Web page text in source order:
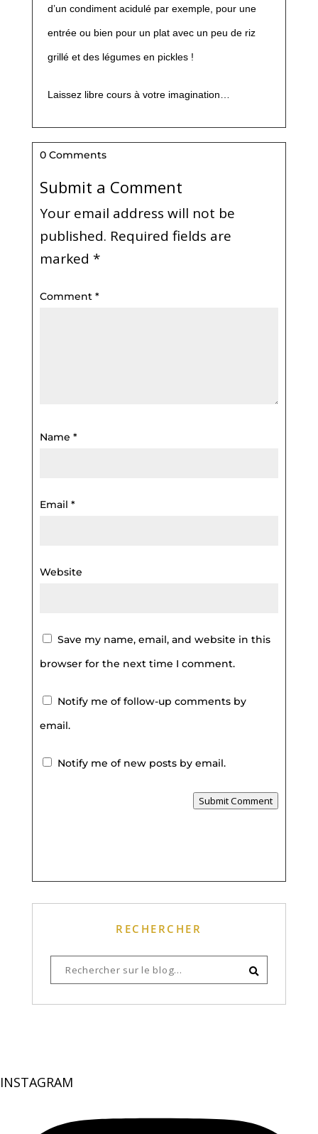
d’un condiment acidulé par exemple, pour une
entrée ou bien pour un plat avec un peu de riz
grillé et des légumes en pickles !
Laissez libre cours à votre imagination…
0 Comments
Submit a Comment
Your email address will not be
published. Required fields are
marked *
Comment *
Name *
Email *
Website
Save my name, email, and website in this
browser for the next time I comment.
Notify me of follow-up comments by
email.
Notify me of new posts by email.
Submit Comment
RECHERCHER
INSTAGRAM